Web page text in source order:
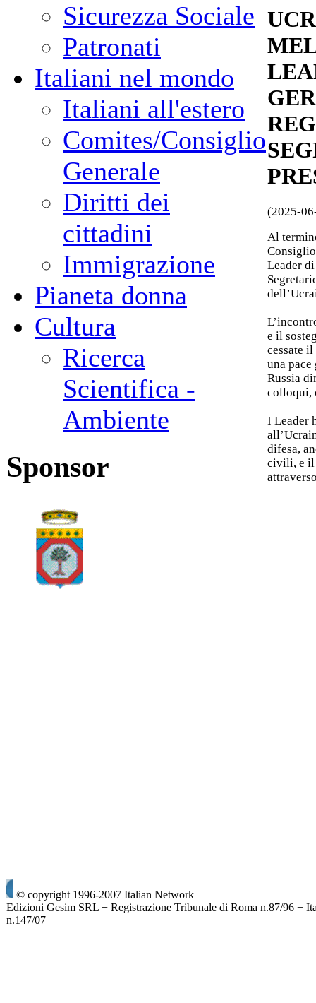
Sicurezza Sociale
Patronati
Italiani nel mondo
Italiani all'estero
Comites/Consiglio
Generale
Diritti dei
cittadini
Immigrazione
Pianeta donna
Cultura
Ricerca
Scientifica -
Ambiente
Sponsor
(2025-
Al
Leader
e il
cessate
una pace
Russia
colloqui,
I Leader
difesa,
civili, e il
© copyright 1996-2007 Italian Network
Edizioni Gesim SRL − Registrazione Tribunale di Roma n.87/96 −
n.147/07